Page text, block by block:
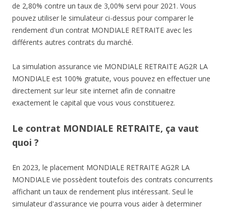
de 2,80% contre un taux de 3,00% servi pour 2021. Vous
pouvez utiliser le simulateur ci-dessus pour comparer le
rendement d'un contrat MONDIALE RETRAITE avec les
différents autres contrats du marché.
La simulation assurance vie MONDIALE RETRAITE AG2R LA
MONDIALE est 100% gratuite, vous pouvez en effectuer une
directement sur leur site internet afin de connaitre
exactement le capital que vous vous constituerez.
Le contrat MONDIALE RETRAITE, ça vaut
quoi ?
En 2023, le placement MONDIALE RETRAITE AG2R LA
MONDIALE vie possèdent toutefois des contrats concurrents
affichant un taux de rendement plus intéressant. Seul le
simulateur d'assurance vie pourra vous aider à determiner